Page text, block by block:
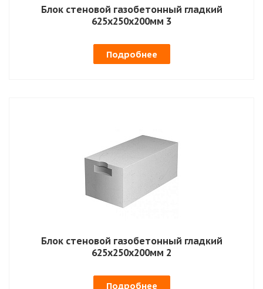
Блок стеновой газобетонный гладкий
625х250х200мм 3
Подробнее
Блок стеновой газобетонный гладкий
625х250х200мм 2
Подробнее